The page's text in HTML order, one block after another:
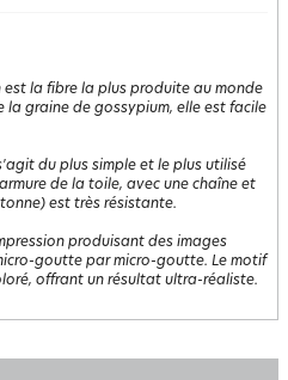
est la fibre la plus produite au monde
la graine de gossypium, elle est facile
du plus simple et le plus utilisé
de la toile, avec une chaîne et
est très résistante.
produisant des images
goutte par micro-goutte. Le motif
offrant un résultat ultra-réaliste.